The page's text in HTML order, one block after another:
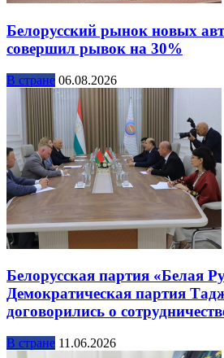
Белорусский рынок новых
совершил рывок на 30%
В стране 06.08.2026
Белорусская партия «Белая
Демократическая партия
договорились о
В стране 11.06.2026